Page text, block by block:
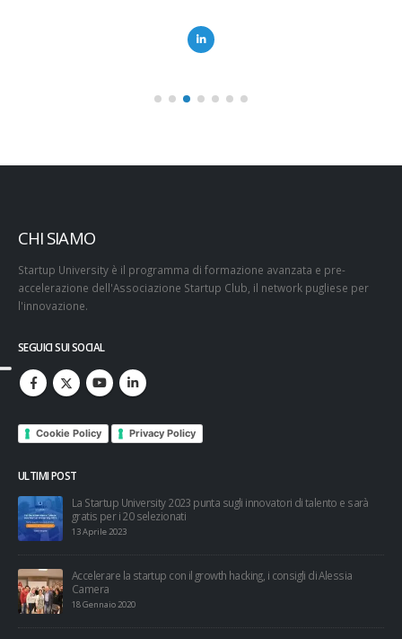
CHI SIAMO
Startup University è il programma di formazione avanzata e pre-
accelerazione dell'Associazione Startup Club, il network pugliese per
l'innovazione.
SEGUICI SUI SOCIAL
Cookie Policy Privacy Policy
ULTIMI POST
La Startup University 2023 punta sugli innovatori di talento e sarà
gratis per i 20 selezionati
13 Aprile 2023
Accelerare la startup con il growth hacking, i consigli di Alessia
Camera
18 Gennaio 2020